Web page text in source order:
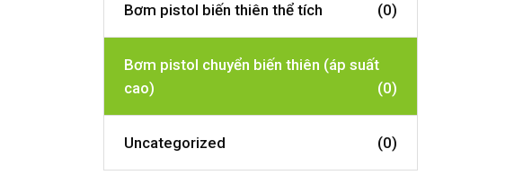
Bơm pistol biến thiên thể tích
(0)
Bơm pistol chuyển biến thiên (áp suất
cao)
(0)
Uncategorized (0)